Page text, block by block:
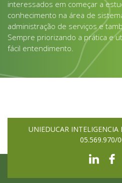
interessados em começar a
conhecimento na área de
administração de serviços e
Sempre priorizando a prática e
fácil entendimento.
UNIEDUCAR
05.569.970/